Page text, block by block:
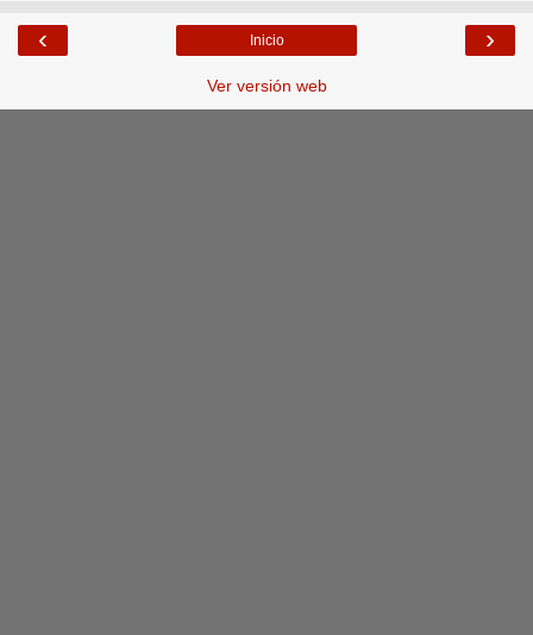
‹ ›
Inicio
Ver versión web